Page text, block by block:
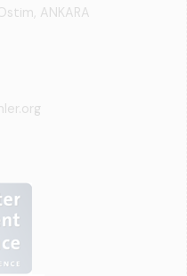
ANKARA